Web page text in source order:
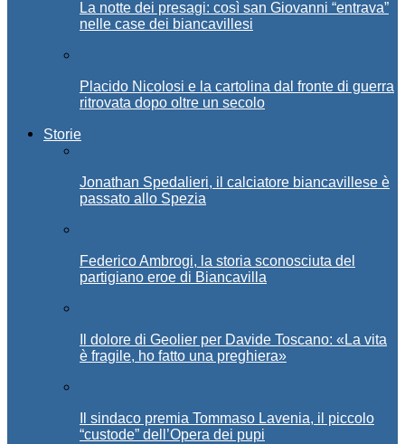
La notte dei presagi: così san Giovanni “entrava”
nelle case dei biancavillesi
Placido Nicolosi e la cartolina dal fronte di guerra
ritrovata dopo oltre un secolo
Storie
Jonathan Spedalieri, il calciatore biancavillese è
passato allo Spezia
Federico Ambrogi, la storia sconosciuta del
partigiano eroe di Biancavilla
Il dolore di Geolier per Davide Toscano: «La vita
è fragile, ho fatto una preghiera»
Il sindaco premia Tommaso Lavenia, il piccolo
“custode” dell’Opera dei pupi